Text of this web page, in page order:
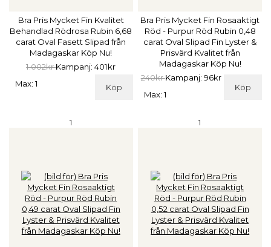
Bra Pris Mycket Fin Kvalitet
Behandlad Rödrosa Rubin 6,68
carat Oval Fasett Slipad från
Madagaskar Köp Nu!
1.002krKampanj: 401kr
Köp
Max: 1
Bra Pris Mycket Fin Rosaaktigt
Röd - Purpur Röd Rubin 0,48
carat Oval Slipad Fin Lyster &
Prisvärd Kvalitet från
Madagaskar Köp Nu!
240krKampanj: 96kr
Köp
Max: 1
1 1